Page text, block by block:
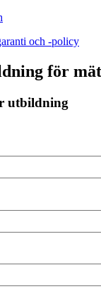
och -policy
för
utbildning